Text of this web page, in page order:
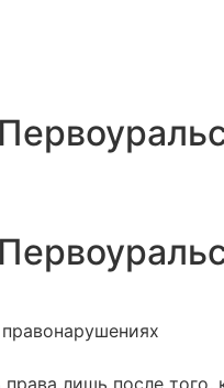
лишь после